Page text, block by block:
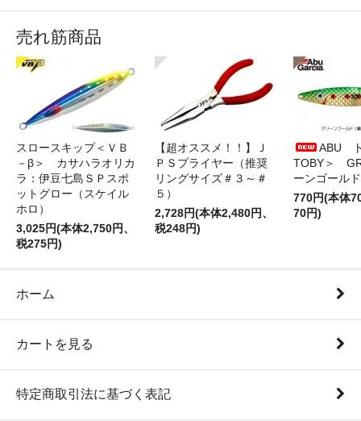
売れ筋商品
スロースキップ＜ＶＢ
－β＞ カサハラオリカ
ラ：伊豆七島ＳＰスポ
ットグロー（スケイル
ホロ）
3,025円(本体2,750円、
税275円)
【超オススメ！！】Ｊ
ＰＳプライヤー（推奨
リングサイズ＃３～＃
５）
2,728円(本体2,480円、
税248円)
ABU
TOBY＞
ーンゴールド
770円(本体
70円)
ホーム
カートを見る
特定商取引法に基づく表記